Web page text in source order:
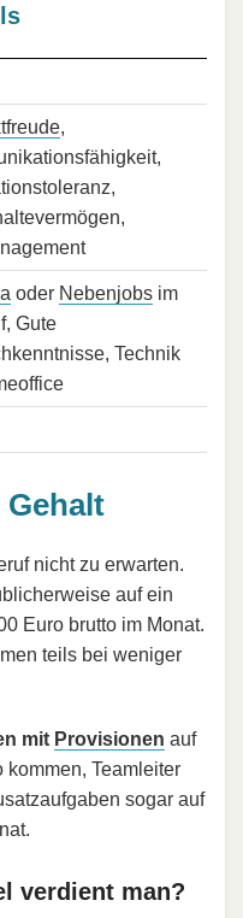
,
oder Nebenjobs im
Gute
Technik
nicht zu erwarten.
auf ein
Euro brutto im Monat.
teils bei weniger
mit Provisionen auf
kommen, Teamleiter
sogar auf
verdient man?